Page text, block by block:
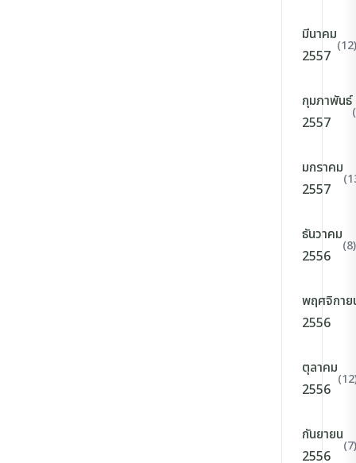
มีนาคม
2557
(12)
กุมภาพันธ์
2557
มกราคม
2557
ธันวาคม
2556
(8)
พฤศจิกาย
2556
ตุลาคม
2556
กันยายน
2556
(7)